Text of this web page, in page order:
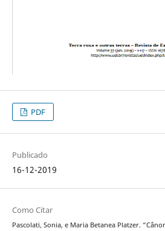
PDF
Publicado
16-12-2019
Como Citar
Pascolati, Sonia, e Maria Betanea Platzer.